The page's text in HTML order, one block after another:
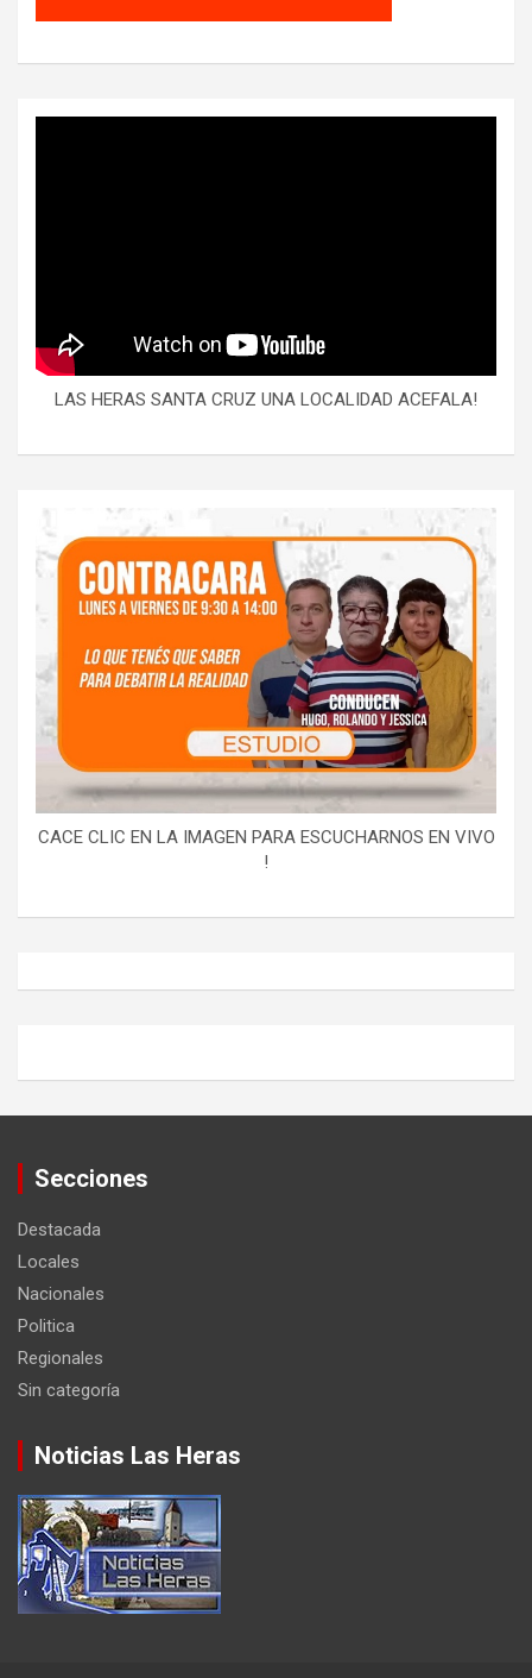
LAS HERAS SANTA CRUZ UNA LOCALIDAD ACEFALA!
CACE CLIC EN LA IMAGEN PARA ESCUCHARNOS EN VIVO
!
Secciones
Destacada
Locales
Nacionales
Politica
Regionales
Sin categoría
Noticias Las Heras